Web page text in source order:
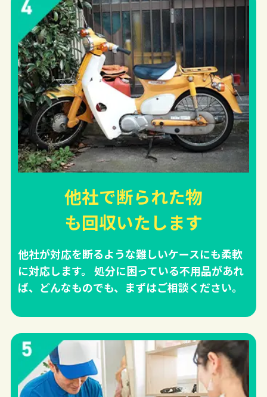
他社で断られた物
も回収いたします
他社が対応を断るような難しいケースにも柔軟
に対応します。 処分に困っている不用品があれ
ば、どんなものでも、まずはご相談ください。